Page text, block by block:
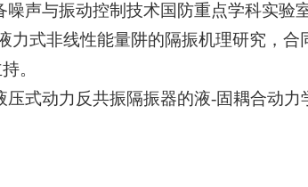
噪声与振动控制技术国防重点学科实验
力式非线性能量阱的隔振机理研究，合
。
式动力反共振隔振器的液-固耦合动力